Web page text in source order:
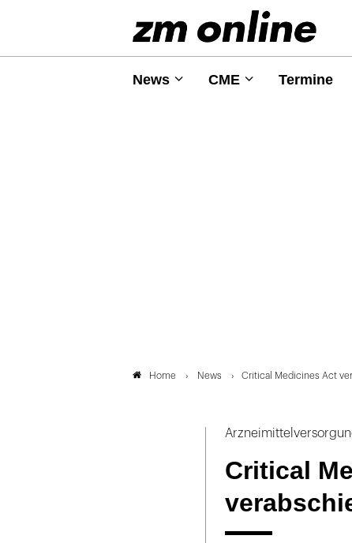
News CME Termine
Home News Critical Medicines Act
Critical